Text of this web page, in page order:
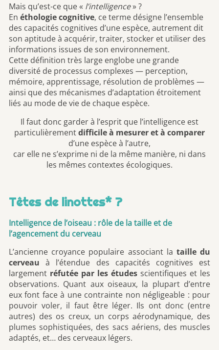
Mais qu’est-ce que « l’intelligence» ?
En éthologie cognitive, ce terme désigne l’ensemble
des capacités cognitives d’une espèce, autrement dit
son aptitude à acquérir, traiter, stocker et utiliser des
informations issues de son environnement.
Cette définition très large englobe une grande
diversité de processus complexes — perception,
mémoire, apprentissage, résolution de problèmes —
ainsi que des mécanismes d’adaptation étroitement
liés au mode de vie de chaque espèce.
Il faut donc garder à l’esprit que l’intelligence est
particulièrementdifficile à mesurer et à comparer
d’une espèce à l’autre,
car elle ne s’exprime ni de la même manière, ni dans
les mêmes contextes écologiques.
Têtes de linottes* ?
Intelligence de l’oiseau : rôle de la taille et de
l’agencement du cerveau
L’ancienne croyance populaire associant la taille du
cerveau à l’étendue des capacités cognitives est
largement réfutée par les études scientifiques et les
observations. Quant aux oiseaux, la plupart d’entre
eux font face à une contrainte non négligeable : pour
pouvoir voler, il faut être léger. Ils ont donc (entre
autres) des os creux, un corps aérodynamique, des
plumes sophistiquées, des sacs aériens, des muscles
adaptés, et… des cerveaux légers.